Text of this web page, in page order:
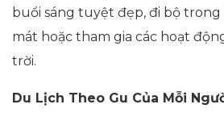
buổi sáng tuyệt đẹp, đi bộ
mát hoặc tham gia các hoạt
trời.
Du Lịch Theo Gu Của Mỗi